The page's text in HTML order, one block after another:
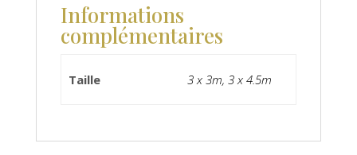
Informations
complémentaires
Taille 3 x 3m, 3 x 4.5m